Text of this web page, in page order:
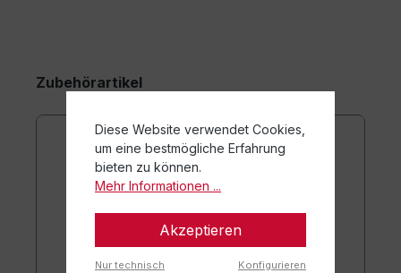
Zubehörartikel
Diese Website verwendet Cookies,
um eine bestmögliche Erfahrung
bieten zu können.
Mehr Informationen ...
Akzeptieren
Nur technisch
Konfigurieren